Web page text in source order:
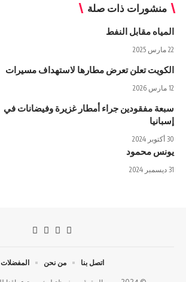
منشورات ذات صلة
المياه مقابل النفط
22 مارس 2025
الكويت تعلن تعرض مطارها لاستهداف مسيرات
12 مارس 2026
سبعة مفقودين جراء أمطار غزيرة وفيضانات في
إسبانيا
30 أكتوبر 2024
يونس محمود
31 ديسمبر 2024
اتصل بنا من نحن المفضلات